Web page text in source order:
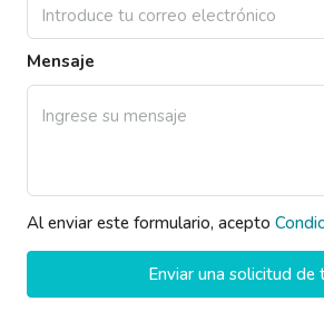
Mensaje
Al enviar este formulario, acepto
Enviar una solicitud de